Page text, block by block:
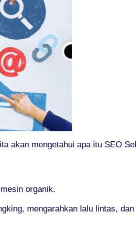
akan mengetahui apa itu SEO
organik.
mengarahkan lalu lintas, dan